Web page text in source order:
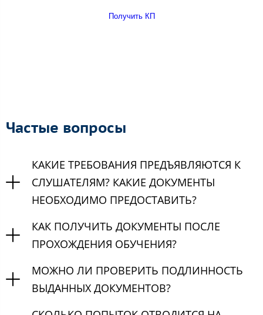
Получить КП
Частые вопросы
КАКИЕ ТРЕБОВАНИЯ ПРЕДЪЯВЛЯЮТСЯ К
СЛУШАТЕЛЯМ? КАКИЕ ДОКУМЕНТЫ
НЕОБХОДИМО ПРЕДОСТАВИТЬ?
КАК ПОЛУЧИТЬ ДОКУМЕНТЫ ПОСЛЕ
ПРОХОЖДЕНИЯ ОБУЧЕНИЯ?
МОЖНО ЛИ ПРОВЕРИТЬ ПОДЛИННОСТЬ
ВЫДАННЫХ ДОКУМЕНТОВ?